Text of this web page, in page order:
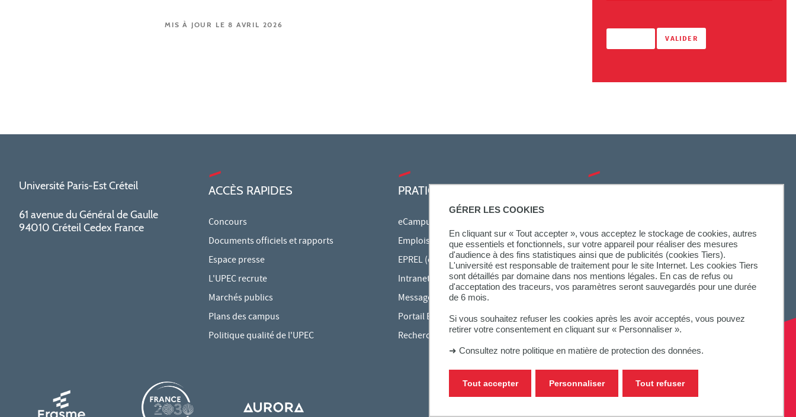
GÉRER LES COOKIES
En cliquant sur « Tout accepter », vous acceptez le stockage de cookies, autres
que essentiels et fonctionnels, sur votre appareil pour réaliser des mesures
d'audience à des fins statistiques ainsi que de publicités (cookies Tiers).
L'université est responsable de traitement pour le site Internet. Les cookies Tiers
sont détaillés par domaine dans nos mentions légales. En cas de refus ou
d'acceptation des traceurs, vos paramètres seront sauvegardés pour une durée
de 6 mois.
Si vous souhaitez refuser les cookies après les avoir acceptés, vous pouvez
retirer votre consentement en cliquant sur « Personnaliser ».
➜ Consultez notre politique en matière de protection des données.
Tout accepter Tout refuser
Personnaliser
MIS À JOUR LE 8 AVRIL 2026
Université Paris-Est Créteil
61 avenue du Général de Gaulle
94010 Créteil Cedex France
ACCÈS RAPIDES
Concours
Documents officiels et rapports
Espace presse
L'UPEC recrute
Marchés publics
Plans des campus
Politique qualité de l'UPEC
PRATIQUE
eCampus
Emplois du temps en ligne
EPREL (cours en ligne)
Intranet des personnels
Messagerie étudiante
Portail Bu Athéna
Rechercher une formation